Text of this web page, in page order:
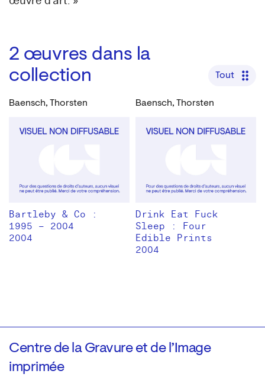
2 œuvres dans la
collection
Tout
Baensch, Thorsten
Bartleby & Co :
1995 – 2004
2004
Baensch, Thorsten
Drink Eat Fuck
Sleep : Four
Edible Prints
2004
Centre de la Gravure et de l’Image
imprimée